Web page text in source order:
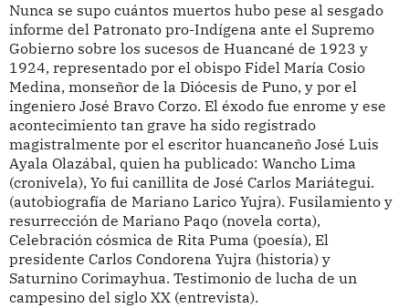
Nunca se supo cuántos muertos hubo pese al sesgado
informe del Patronato pro-Indígena ante el Supremo
Gobierno sobre los sucesos de Huancané de 1923 y
1924, representado por el obispo Fidel María Cosio
Medina, monseñor de la Diócesis de Puno, y por el
ingeniero José Bravo Corzo. El éxodo fue enrome y ese
acontecimiento tan grave ha sido registrado
magistralmente por el escritor huancaneño José Luis
Ayala Olazábal, quien ha publicado: Wancho Lima
(cronivela), Yo fui canillita de José Carlos Mariátegui.
(autobiografía de Mariano Larico Yujra). Fusilamiento y
resurrección de Mariano Paqo (novela corta),
Celebración cósmica de Rita Puma (poesía), El
presidente Carlos Condorena Yujra (historia) y
Saturnino Corimayhua. Testimonio de lucha de un
campesino del siglo XX (entrevista).